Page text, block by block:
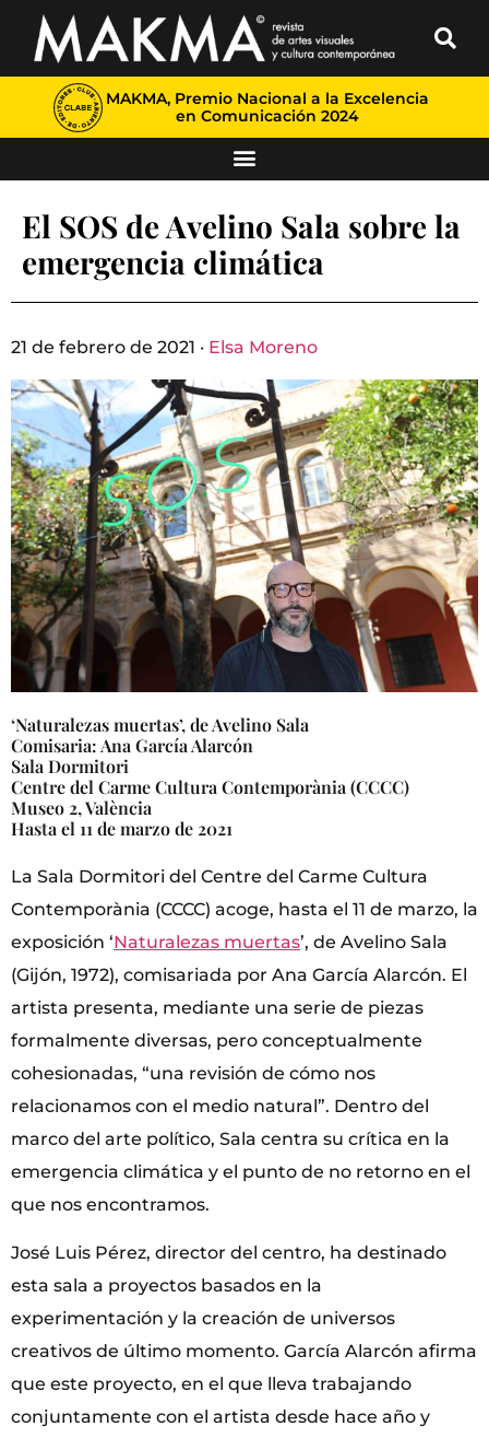
MAKMA, Premio Nacional a la Excelencia
en Comunicación 2024
El SOS de Avelino Sala sobre la
emergencia climática
21 de febrero de 2021 · Elsa Moreno
‘Naturalezas muertas’, de Avelino Sala
Comisaria: Ana García Alarcón
Sala Dormitori
Centre del Carme Cultura Contemporània (CCCC)
Museo 2, València
Hasta el 11 de marzo de 2021
La Sala Dormitori del Centre del Carme Cultura
Contemporània (CCCC) acoge, hasta el 11 de marzo, la
exposición ‘Naturalezas muertas’, de Avelino Sala
(Gijón, 1972), comisariada por Ana García Alarcón. El
artista presenta, mediante una serie de piezas
formalmente diversas, pero conceptualmente
cohesionadas, “una revisión de cómo nos
relacionamos con el medio natural”. Dentro del
marco del arte político, Sala centra su crítica en la
emergencia climática y el punto de no retorno en el
que nos encontramos.
José Luis Pérez, director del centro, ha destinado
esta sala a proyectos basados en la
experimentación y la creación de universos
creativos de último momento. García Alarcón afirma
que este proyecto, en el que lleva trabajando
conjuntamente con el artista desde hace año y